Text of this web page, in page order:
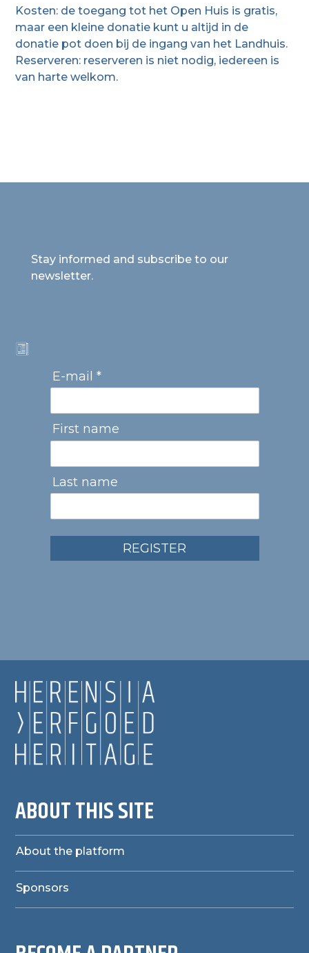
Kosten: de toegang tot het Open Huis is gratis,
maar een kleine donatie kunt u altijd in de
donatie pot doen bij de ingang van het Landhuis.
Reserveren: reserveren is niet nodig, iedereen is
van harte welkom.
Stay informed and subscribe to our
newsletter.
E-mail *
First name
Last name
REGISTER
ABOUT THIS SITE
About the platform
Sponsors